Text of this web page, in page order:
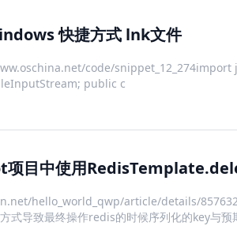
快捷方式 lnk文件
code/
public c
目中使用
hello_world_qwp/article/details/
式导致最终操作redis的时候序列化的key与